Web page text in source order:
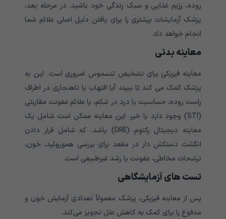
روده، رژیم غذایی و سبک زندگی خود باشید. در مرحله بعد،
پزشک آزمایشات بیشتری را برای یافتن دلیل اصلی علائم شما
انجام خواهد داد.
معاینه بدنی
معاینه فیزیکی برای تشخیص تنسموس ضروری است. این به
پزشک کمک می کند تا ببیند آیا التهاب یا ناهنجاری در اطراف
راست روده، حساسیت یا درد در شکم، یا علائم عفونت مقاربتی
(STI) وجود دارد یا خیر. این معاینه ممکن است شامل یک
معاینه دیجیتال رکتوم (DRE) باشد. که شامل قرار دادن
انگشت دستکش دار در مقعد برای بررسی هموروئید، خون،
ترشحات مخاطی، عفونت یا رشد غیرطبیعی است.
تست های آزمایشگاهی
پس از معاینه فیزیکی، پزشک معمولاً تعدادی آزمایش خون و
مدفوع را برای کمک به کاهش علل تجویز می‌کند.